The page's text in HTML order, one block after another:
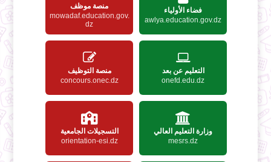
فضاء الأولياء
awlya.education.gov.dz
منصة موظف
mowadaf.education.gov.
dz
التعليم عن بعد
onefd.edu.dz
منصة التوظيف
concours.onec.dz
وزارة التعليم العالي
mesrs.dz
التسجيلات الجامعية
orientation-esi.dz